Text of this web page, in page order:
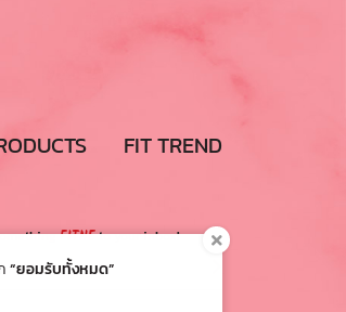
FIT TREND
FITNEto your inbox!
“ยอมรับทั้งหมด”